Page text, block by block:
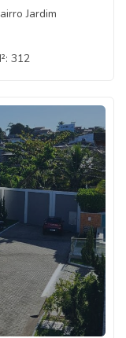
Jardim
312